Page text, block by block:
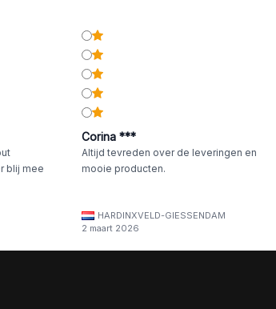
blij mee
Corina ***
Altijd tevreden over de leveringen en
mooie producten.
HARDINXVELD-GIESSENDAM
2 maart 2026